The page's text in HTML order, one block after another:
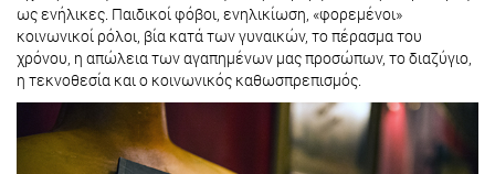
ως ενήλικες. Παιδικοί φόβοι, ενηλικίωση, «φορεμένοι»
κοινωνικοί ρόλοι, βία κατά των γυναικών, το πέρασμα του
χρόνου, η απώλεια των αγαπημένων μας προσώπων, το διαζύγιο,
η τεκνοθεσία και ο κοινωνικός καθωσπρεπισμός.